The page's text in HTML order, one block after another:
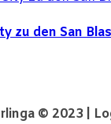
zu den San
© 2023 |